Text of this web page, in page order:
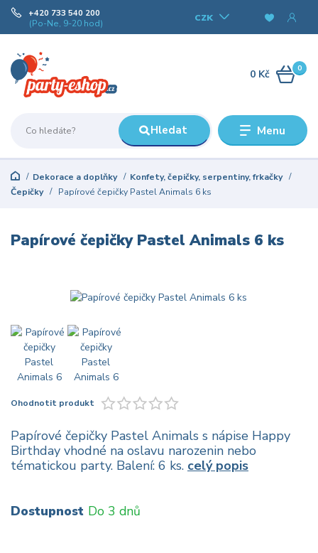
Menu
CZK
Hledat
+420 733 540 200
(Po-Ne, 9-20 hod)
0
0 Kč
Dekorace a doplňky
Konfety, čepičky, serpentiny, frkačky
Čepičky
Papírové čepičky Pastel Animals 6 ks
Papírové čepičky Pastel Animals 6 ks
Ohodnotit produkt
Papírové čepičky Pastel Animals s nápise Happy
Birthday vhodné na oslavu narozenin nebo
tématickou party. Balení: 6 ks. celý popis
Dostupnost Do 3 dnů